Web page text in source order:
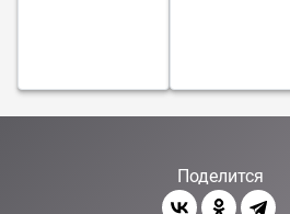
Поделится